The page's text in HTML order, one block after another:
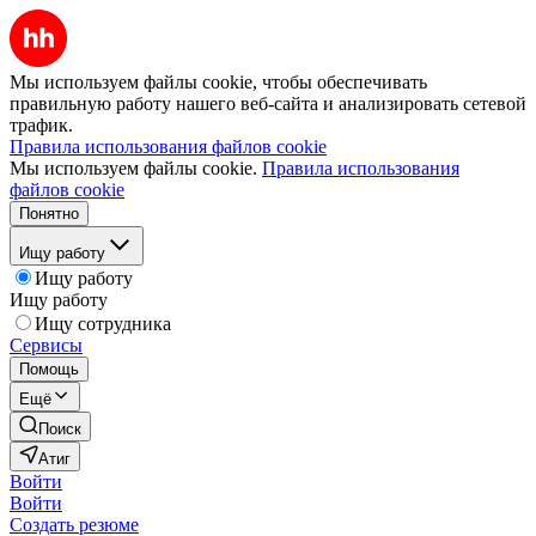
Мы используем файлы cookie, чтобы обеспечивать
правильную работу нашего веб-сайта и анализировать сетевой
трафик.
Правила использования файлов cookie
Мы используем файлы cookie. Правила использования
файлов cookie
Понятно
Ищу работу
Ищу работу
Ищу работу
Ищу сотрудника
Сервисы
Помощь
Ещё
Поиск
Атиг
Войти
Войти
Создать резюме